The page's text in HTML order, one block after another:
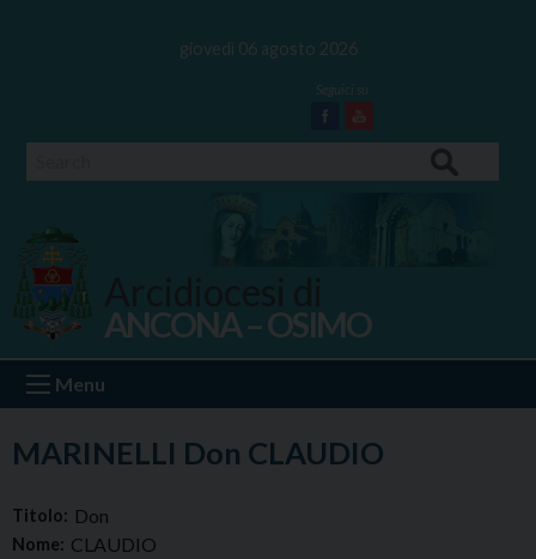
giovedì 06 agosto 2026
Facebook
Youtube
Ancona Osimo
ANCONA – OSIMO
Menu
MARINELLI Don CLAUDIO
Titolo: Don
Nome: CLAUDIO